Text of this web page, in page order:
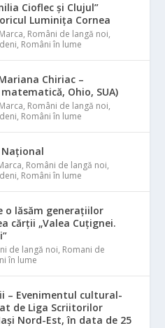
Cioflec și Clujul”
Luminița Cornea
, Români de langă noi,
, Români în lume
Chiriac –
Ohio, SUA)
, Români de langă noi,
, Români în lume
, Români de langă noi,
, Români în lume
o lăsăm generațiilor
cărții „Valea Cuțignei.
de langă noi, Romani de
în lume
– Evenimentul cultural-
de Liga Scriitorilor
Nord-Est, în data de 25